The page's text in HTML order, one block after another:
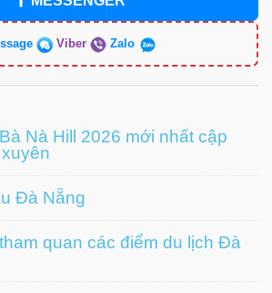
Viber Zalo
Nà Hill 2026 mới nhất cập
Đà Nẵng
quan các điểm du lịch Đà